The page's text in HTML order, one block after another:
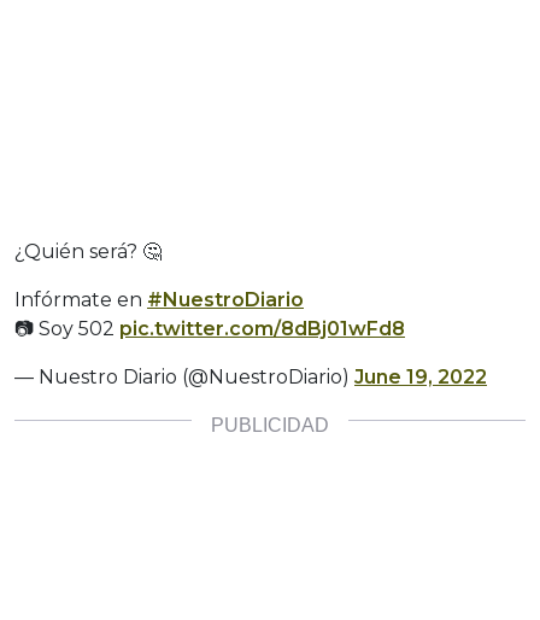
¿Quién será? 🤔
Infórmate en #NuestroDiario
📷 Soy 502 pic.twitter.com/8dBj01wFd8
— Nuestro Diario (@NuestroDiario) June 19, 2022